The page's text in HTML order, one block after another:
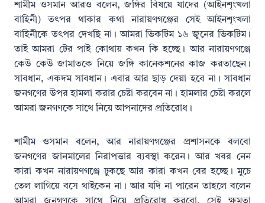
শামীম ওসমান আরও বলেন, জঙ্গির বিষয়ে যাদের (আইনশৃংখলা
বাহিনী) তৎপর থাকার কথা নারায়ণগঞ্জের সেই আইনশৃংখলা
বাহিনীকে তৎপর দেখছি না। আমরা ভিকটিম ১৬ জুনের ভিকটিম।
তাই আমরা টের পাই কোথায় কখন কি হচ্ছে। আর নারায়ণগঞ্জে
কেউ কেউ জামাতকে নিয়ে জঙ্গি কানেকশনের কাজ করতাছেন।
সাবধান, একদম সাবধান। এবার আর ছাড় দেয়া হবে না। সাবধান
জনগণের উপর হামলা করার চেষ্টা করবেন না। হামলার চেষ্টা করলে
আমরা জনগণকে সাথে নিয়ে আপনাদের প্রতিরোধ।
শামীম ওসমান বলেন, আর নারায়ণগঞ্জের প্রশাসনকে বলবো
জনগণের জানমালের নিরাপত্তার ব্যবস্থা করেন। আর খবর নেন
কারা কখন নারায়ণগঞ্জে ঢুকছে আর কারা কখন বের হচ্ছে। মুচে
তেল লাগিয়ে বসে থাইকেন না। আর যদি না পারেন তাহলে বলেন